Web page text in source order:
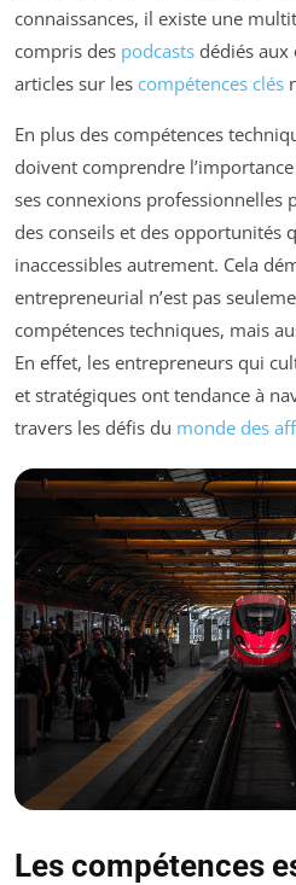
connaissances, il existe une
compris des podcasts dédiés
articles sur les compétences clés
En plus des compétences
doivent comprendre l’importance
ses connexions professionnelles
des conseils et des opportunités
inaccessibles autrement. Cela
entrepreneurial n’est pas
compétences techniques, mais
En effet, les entrepreneurs qui
et stratégiques ont tendance à
travers les défis du monde des
Les compétences